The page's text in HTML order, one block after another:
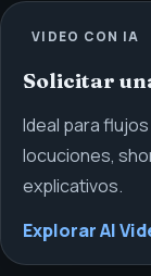
VIDEO CON IA
Solicitar
Ideal para
locuciones,
explicativos.
Explorar AI